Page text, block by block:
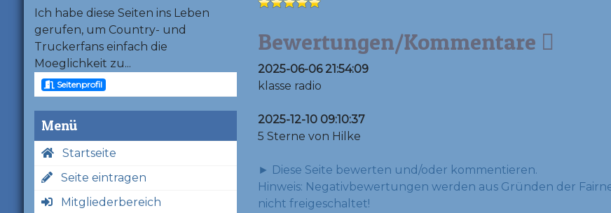
Ich habe diese Seiten ins Leben
gerufen, um Country- und
Truckerfans einfach die
Moeglichkeit zu...
Seitenprofil
Menü
Startseite
Seite eintragen
Mitgliederbereich
Bewertungen/Kommentare
2025-06-06 21:54:09
klasse radio
2025-12-10 09:10:37
5 Sterne von Hilke
► Diese Seite bewerten und/oder kommentieren.
Hinweis: Negativbewertungen werden aus Gründen der
nicht freigeschaltet!